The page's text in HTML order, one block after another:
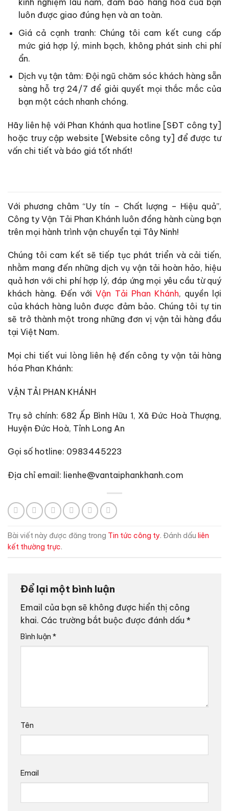
luôn được giao đúng hẹn và an toàn.
Giá cả cạnh tranh: Chúng tôi cam kết cung cấp
mức giá hợp lý, minh bạch, không phát sinh chi phí
ẩn.
Dịch vụ tận tâm: Đội ngũ chăm sóc khách hàng sẵn
sàng hỗ trợ 24/7 để giải quyết mọi thắc mắc của
bạn một cách nhanh chóng.
Hãy liên hệ với Phan Khánh qua hotline [SĐT công ty]
hoặc truy cập website [Website công ty] để được tư
vấn chi tiết và báo giá tốt nhất!
Với phương châm “Uy tín – Chất lượng – Hiệu quả”,
Công ty Vận Tải Phan Khánh luôn đồng hành cùng bạn
trên mọi hành trình vận chuyển tại Tây Ninh!
Chúng tôi cam kết sẽ tiếp tục phát triển và cải tiến,
nhằm mang đến những dịch vụ vận tải hoàn hảo, hiệu
quả hơn với chi phí hợp lý, đáp ứng mọi yêu cầu từ quý
khách hàng. Đến vớiVận Tải Phan Khánh, quyền lợi
của khách hàng luôn được đảm bảo. Chúng tôi tự tin
sẽ trở thành một trong những đơn vị vận tải hàng đầu
tại Việt Nam.
Mọi chi tiết vui lòng liên hệ đến công ty vận tải hàng
hóa Phan Khánh:
VẬN TẢI PHAN KHÁNH
Trụ sở chính: 682 Ấp Bình Hữu 1, Xã Đức Hoà Thượng,
Huyện Đức Hoà, Tỉnh Long An
Gọi số hotline: 0983445223
Địa chỉ email: lienhe@vantaiphankhanh.com
Bài viết này được đăng trong Tin tức công ty. Đánh dấu liên
kết thường trực.
Để lại một bình luận
Email của bạn sẽ không được hiển thị công
khai. Các trường bắt buộc được đánh dấu *
Bình luận *
Tên
Email